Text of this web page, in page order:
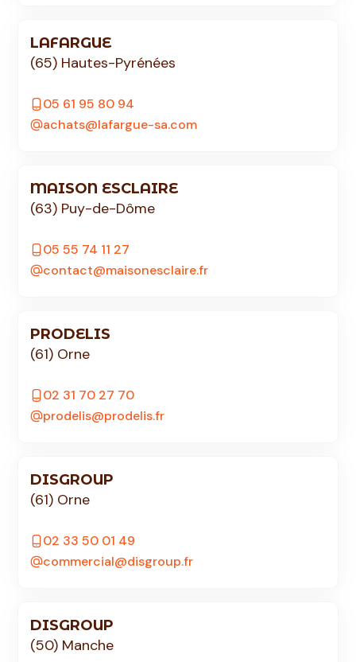
LAFARGUE
(65) Hautes-Pyrénées
05 61 95 80 94
achats@lafargue-sa.com
MAISON ESCLAIRE
(63) Puy-de-Dôme
05 55 74 11 27
contact@maisonesclaire.fr
PRODELIS
(61) Orne
02 31 70 27 70
prodelis@prodelis.fr
DISGROUP
(61) Orne
02 33 50 01 49
commercial@disgroup.fr
DISGROUP
(50) Manche